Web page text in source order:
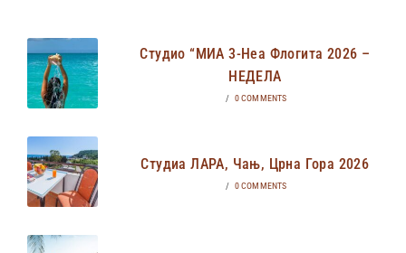
Студио “МИА 3-Неа Флогита 2026 –
НЕДЕЛА
/ 0 COMMENTS
Студиа ЛАРА, Чањ, Црна Гора 2026
/ 0 COMMENTS